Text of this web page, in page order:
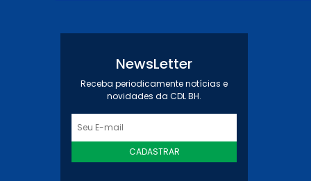
NewsLetter
Receba periodicamente notícias e
novidades da CDL BH.
CADASTRAR